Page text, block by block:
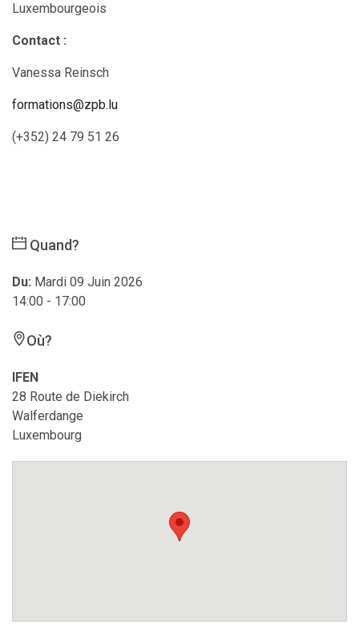
Luxembourgeois
Contact :
Vanessa Reinsch
formations@zpb.lu
(+352) 24 79 51 26
Quand?
Du: Mardi 09 Juin 2026
14:00 - 17:00
Où?
IFEN
28 Route de Diekirch
Walferdange
Luxembourg